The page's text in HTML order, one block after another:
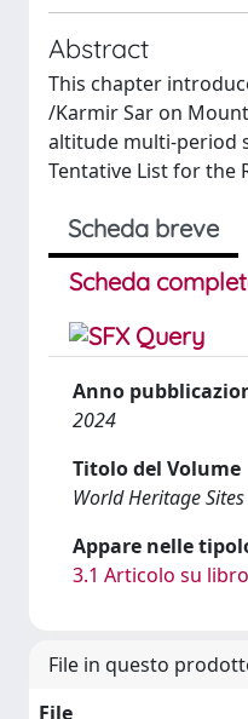
Abstract
This chapter
/Karmir Sar on
altitude multi-period
Tentative List for the
Scheda breve
Scheda
Anno
2024
Titolo del Volume
World Heritage
Appare nelle
3.1 Articolo su libro
File in questo
File